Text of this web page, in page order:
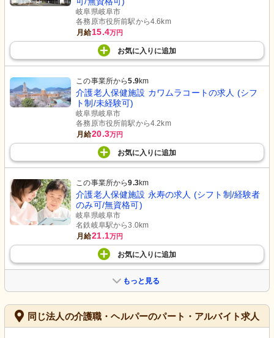
通路
手すり付きの広々とした通路は安全で
快適な移動を支えます。
共有スペース
えています。
広々とした駐車場があり、清潔感のあ
る建物が目を引きます。
居心地の良い待合スペースです。和室
の要素も取り入れ、温かみのある雰囲
気が感じられます。
岐阜県岐阜市
各務原市役所前駅から4.6km
月給15.4万円
お気に入り に追加
この事業所から5.9km
介護老人保健施設 カワムラコートの求人 (シフ
ト制/未経験可)
岐阜県岐阜市
各務原市役所前駅から4.2km
月給20.3万円
お気に入り に追加
この事業所から9.3km
介護老人保健施設 永寿の求人 (シフト制/経験者
のみ可/無資格可)
岐阜県岐阜市
名鉄岐阜駅から3.0km
月給21.1万円
お気に入り に追加
もっと見る
同じ法人の介護職・ヘルパーのパート・アルバイト求人